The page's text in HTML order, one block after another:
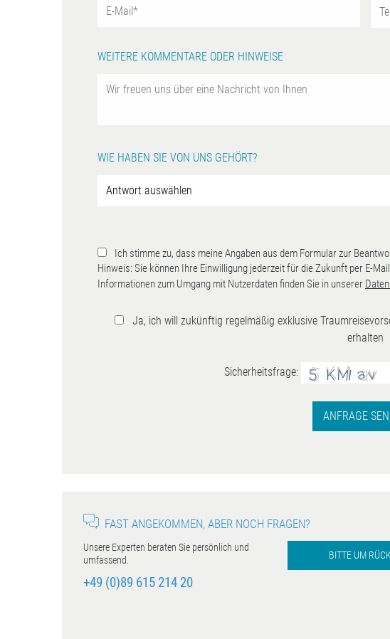
WEITERE KOMMENTARE ODER HINWEISE
WIE HABEN SIE VON UNS GEHÖRT?
Ich stimme zu, dass meine Angaben aus dem Formular zur
Hinweis: Sie können Ihre Einwilligung jederzeit für die Zukunft per E-
Informationen zum Umgang mit Nutzerdaten finden Sie in unserer
Ja, ich will zukünftig regelmäßig exklusive
erhalten
Sicherheitsfrage:
ANFRAGE
FAST ANGEKOMMEN, ABER NOCH FRAGEN?
Unsere Experten beraten Sie persönlich und
umfassend.
+49 (0)89 615 214 20
BITTE UM